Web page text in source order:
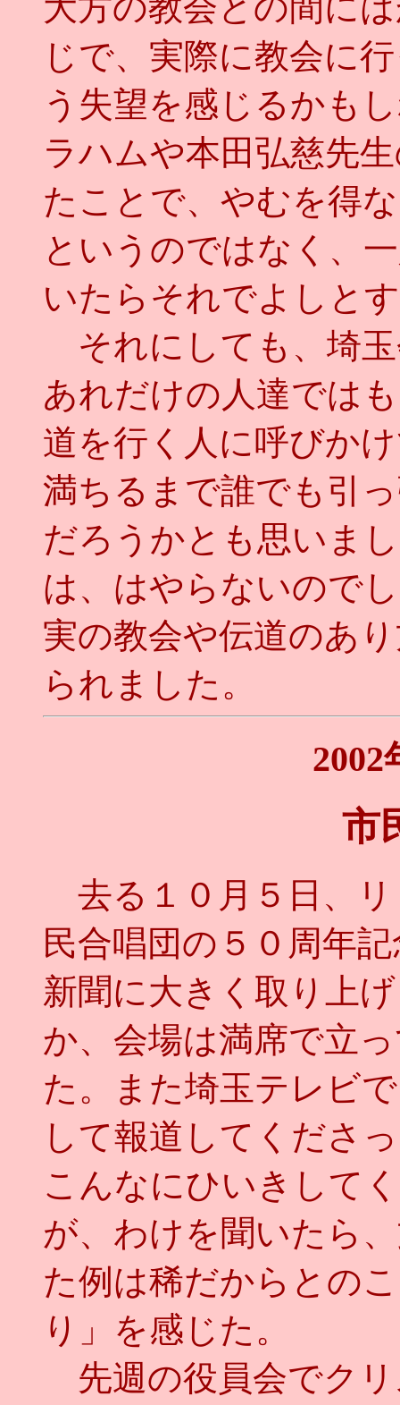
じで、実際に教会に
う失望を感じるかも
ラハムや本田弘慈先
たことで、やむを得
というのではなく、
いたらそれでよしと
それにしても、埼
あれだけの人達では
道を行く人に呼びか
満ちるまで誰でも引
だろうかとも思いま
は、はやらないので
実の教会や伝道のあ
られました。
2002
市
去る１０月５日、
民合唱団の５０周年
新聞に大きく取り上
か、会場は満席で立
た。また埼玉テレビ
して報道してくださ
こんなにひいきして
が、わけを聞いたら
た例は稀だからとの
り」を感じた。
先週の役員会でク